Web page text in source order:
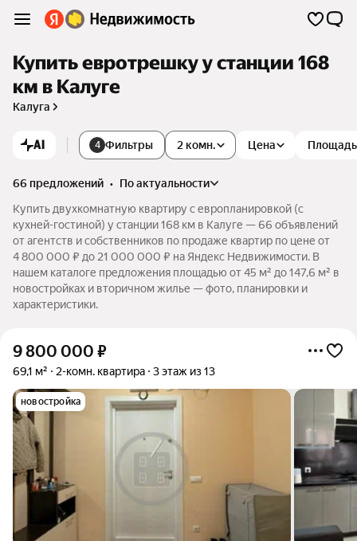
Купить евротрешку у станции 168
км в Калуге
Калуга
AI 4 Фильтры 2 комн. Цена Площадь
66 предложений •
по актуальности
Купить двухкомнатную квартиру с европланировкой (с
кухней-гостиной) у станции 168 км в Калуге — 66 объявлений
от агентств и собственников по продаже квартир по цене от
4 800 000 ₽ до 21 000 000 ₽ на Яндекс Недвижимости. В
нашем каталоге предложения площадью от 45 м² до 147,6 м² в
новостройках и вторичном жилье — фото, планировки и
характеристики.
9 800 000 ₽
69,1 м² 2-комн. квартира 3 этаж из 13
новостройка